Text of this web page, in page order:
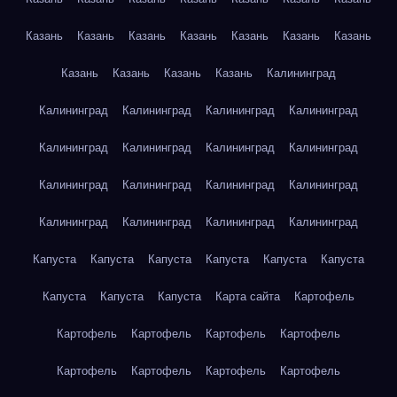
Казань Казань Казань Казань Казань Казань Казань
Казань Казань Казань Казань Калининград
Калининград Калининград Калининград Калининград
Калининград Калининград Калининград Калининград
Калининград Калининград Калининград Калининград
Калининград Калининград Калининград Калининград
Капуста Капуста Капуста Капуста Капуста Капуста
Капуста Капуста Капуста Карта сайта Картофель
Картофель Картофель Картофель Картофель
Картофель Картофель Картофель Картофель